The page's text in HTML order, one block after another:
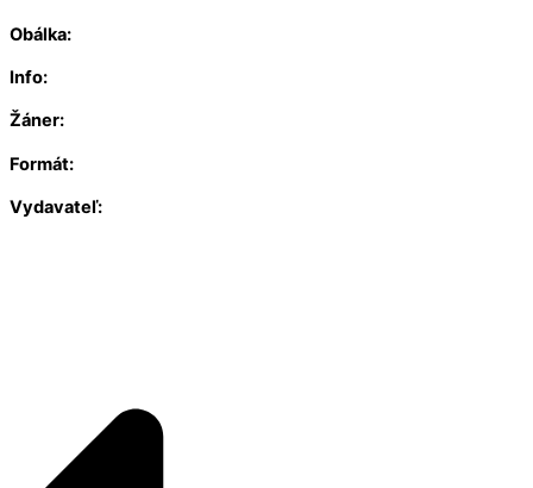
Obálka:
Info:
Žáner:
Formát:
Vydavateľ: